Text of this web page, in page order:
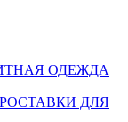
ОДЕЖДА
ДЛЯ